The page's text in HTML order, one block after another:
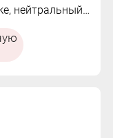
нейтральный